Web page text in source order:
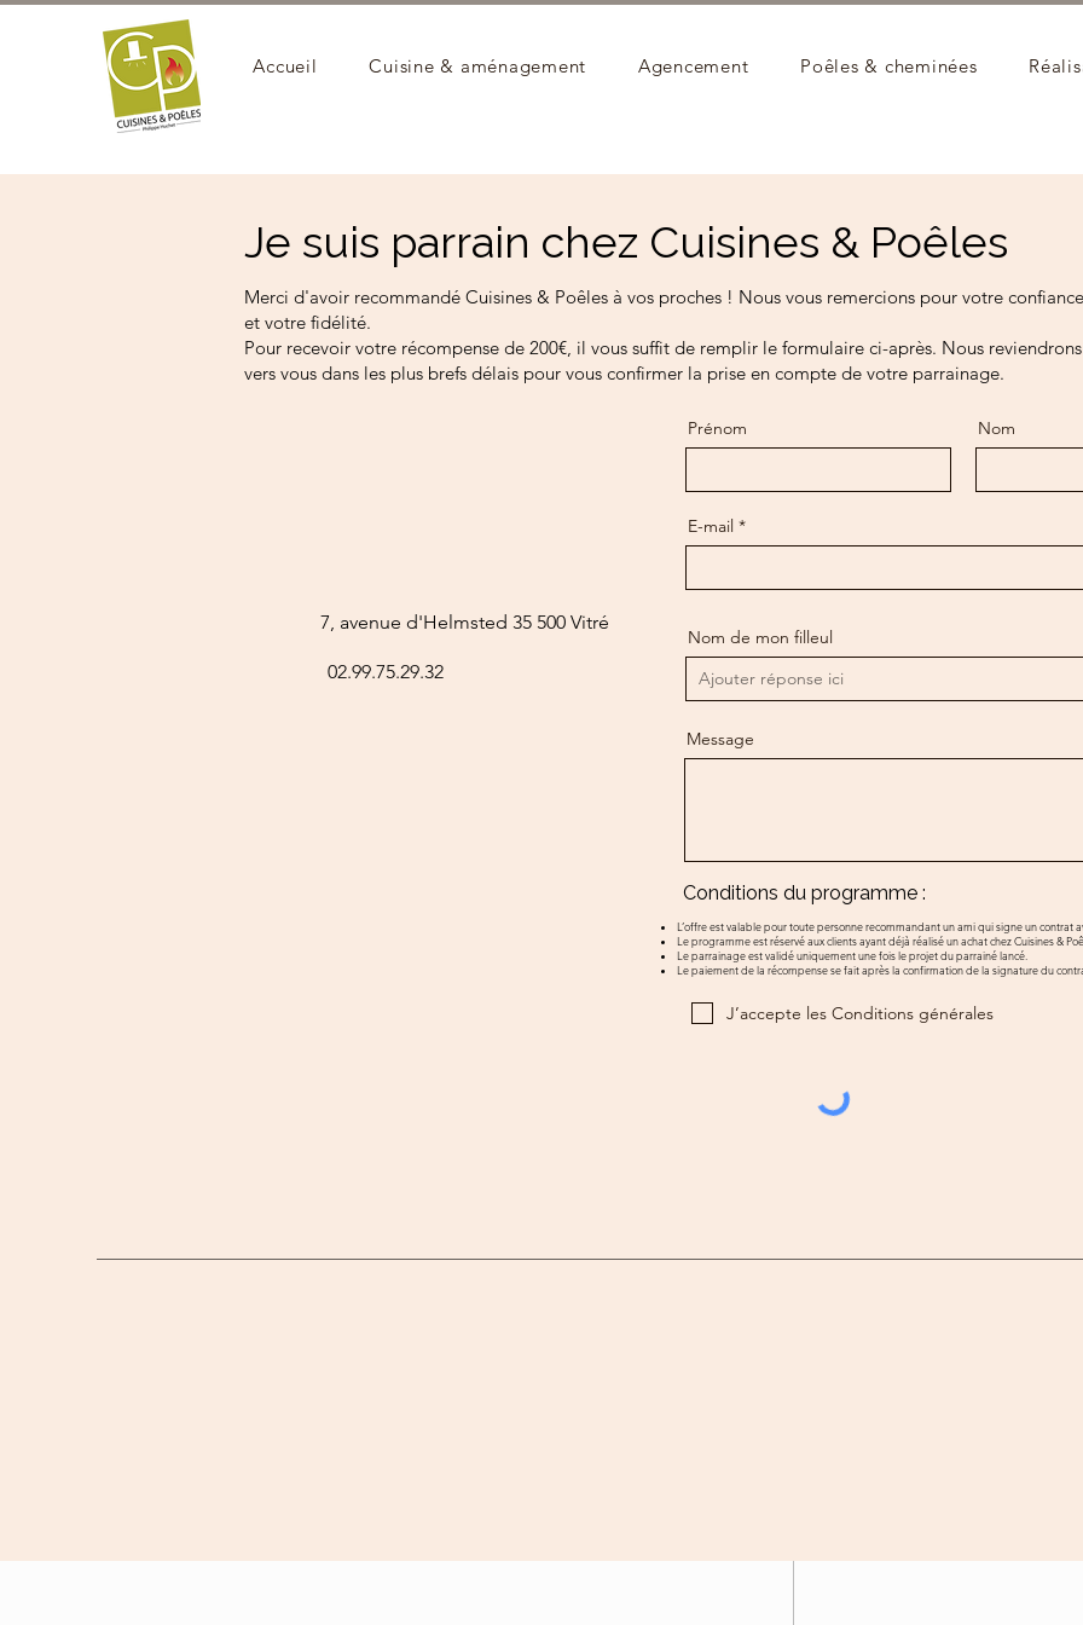
Accueil Cuisine & aménagement Agencement Poêles & cheminées
Je suis parrain chez Cuisines & Poêles
Merci d'avoir recommandé Cuisines & Poêles à vos proches ! Nous vous remercions pour votre confiance
et votre fidélité.
Pour recevoir votre récompense de 200€, il vous suffit de remplir le formulaire ci-après. Nous reviendrons
vers vous dans les plus brefs délais pour vous confirmer la prise en compte de votre parrainage.
7, avenue d'Helmsted 35 500 Vitré
02.99.75.29.32
Prénom Nom
E-mail
Nom de mon filleul
Message
Conditions du programme :
L’offre est valable pour toute personne recommandant un ami qui signe un contrat
Le programme est réservé aux clients ayant déjà réalisé un achat chez Cuisines &
Le parrainage est validé uniquement une fois le projet du parrainé lancé.
Le paiement de la récompense se fait après la confirmation de la signature du
J’accepte les Conditions générales